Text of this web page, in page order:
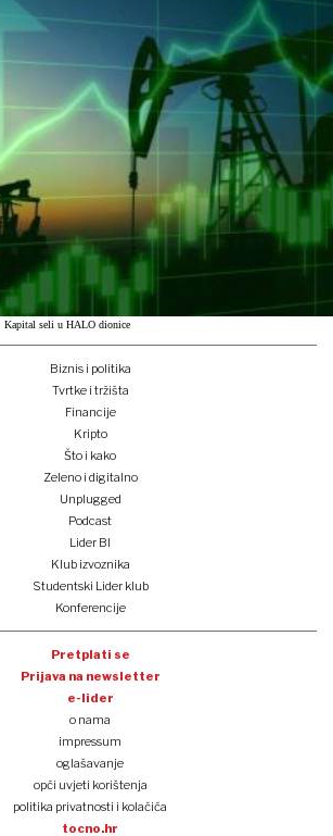
Kapital seli u HALO dionice
Biznis i politika
Tvrtke i tržišta
Financije
Kripto
Što i kako
Zeleno i digitalno
Unplugged
Podcast
Lider BI
Klub izvoznika
Studentski Lider klub
Konferencije
Pretplati se
Prijava na newsletter
e-lider
o nama
impressum
oglašavanje
opći uvjeti korištenja
politika privatnosti i kolačića
tocno.hr